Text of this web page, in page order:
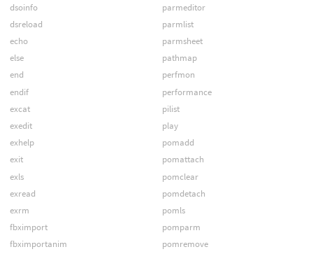
dsoinfo
dsreload
echo
else
end
endif
excat
exedit
exhelp
exit
exls
exread
exrm
fbximport
fbximportanim
parmeditor
parmlist
parmsheet
pathmap
perfmon
performance
pilist
play
pomadd
pomattach
pomclear
pomdetach
pomls
pomparm
pomremove